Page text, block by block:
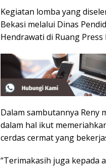
Kegiatan lomba yang
Bekasi melalui Dinas
Hendrawati di Ruang Press
Dalam sambutannya Reny
dalam hal ikut
cerdas cermat yang
“Terimakasih juga kepada